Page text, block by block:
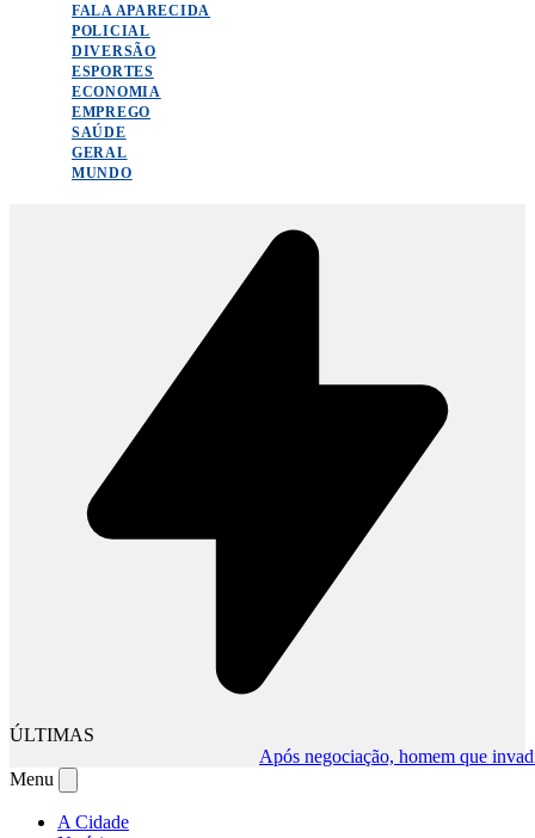
FALA APARECIDA
POLICIAL
DIVERSÃO
ESPORTES
ECONOMIA
EMPREGO
SAÚDE
GERAL
MUNDO
ÚLTIMAS
Após negociação, homem que invadiu
Menu
A Cidade